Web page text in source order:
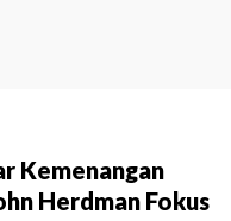
Kemenangan
Herdman Fokus